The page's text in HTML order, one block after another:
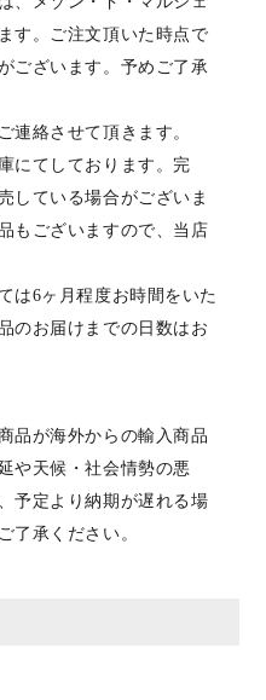
す。ご注文頂いた時点で
ございます。予めご了承
連絡させて頂きます。
にてしております。完
している場合がございま
もございますので、当店
は6ヶ月程度お時間をいた
のお届けまでの日数はお
品が海外からの輸入商品
や天候・社会情勢の悪
予定より納期が遅れる場
了承ください。